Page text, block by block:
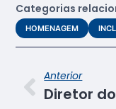
Categorias
HOMENAGEM
Anterior